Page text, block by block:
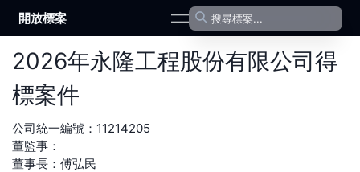
開放標案 open navigation menu
2026年永隆工程股份有限公司得
標案件
公司統一編號： 11214205
董監事：
董事長 ： 傅弘民